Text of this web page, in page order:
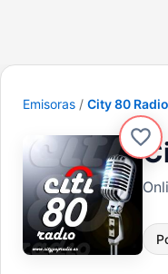
Emisoras City 80 Radio